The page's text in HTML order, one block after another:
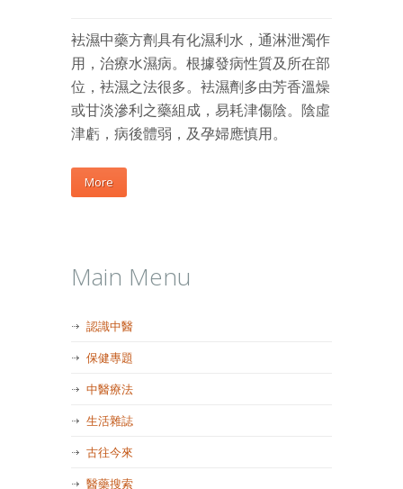
袪濕中藥方劑具有化濕利水，通淋泄濁作
用，治療水濕病。根據發病性質及所在部
位，袪濕之法很多。袪濕劑多由芳香溫燥
或甘淡滲利之藥組成，易耗津傷陰。陰虛
津虧，病後體弱，及孕婦應慎用。
More
Main Menu
認識中醫
保健專題
中醫療法
生活雜誌
古往今來
醫藥搜索